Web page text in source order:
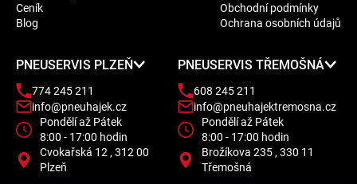
Ceník
Blog
Obchodní podmínky
Ochrana osobních údajů
PNEUSERVIS PLZEŇ
774 245 211
info@pneuhajek.cz
Pondělí až Pátek
8:00 - 17:00 hodin
Cvokařská 12 , 312 00
Plzeň
PNEUSERVIS TŘEMOŠNÁ
608 245 211
info@pneuhajektremosna.cz
Pondělí až Pátek
8:00 - 17:00 hodin
Brožíkova 235 , 330 11
Třemošná